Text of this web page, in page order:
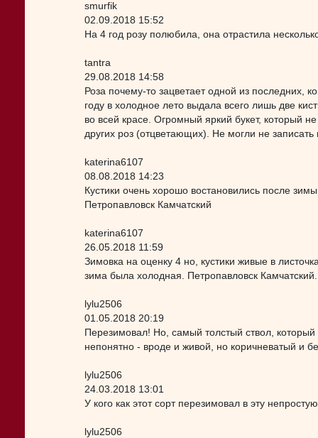
smurfik
02.09.2018 15:52
На 4 год розу полюбила, она отрастила
tantra
29.08.2018 14:58
Роза почему-то зацветает одной из последних,
году в холодное лето выдала всего лишь две
во всей красе. Огромный яркий букет, который
других роз (отцветающих). Не могли не
katerina6107
08.08.2018 14:23
Кустики очень хорошо востановились после
Петропавловск Камчатский
katerina6107
26.05.2018 11:59
Зимовка на оценку 4 но, кустики живые в
зима была холодная. Петропавловск Камчатский.
lylu2506
01.05.2018 20:19
Перезимовал! Но, самый толстый ствол,
непонятно - вроде и живой, но коричневатый и
lylu2506
24.03.2018 13:01
У кого как этот сорт перезимовал в эту
lylu2506